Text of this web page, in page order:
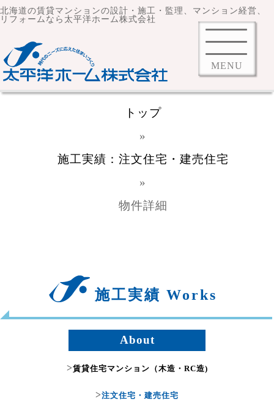
北海道の賃貸マンションの設計・施工・監理、マンション経営、
リフォームなら太平洋ホーム株式会社
MENU
トップ
»
施工実績：注文住宅・建売住宅
»
物件詳細
施工実績 Works
About
>賃貸住宅マンション（木造・RC造)
>注文住宅・建売住宅